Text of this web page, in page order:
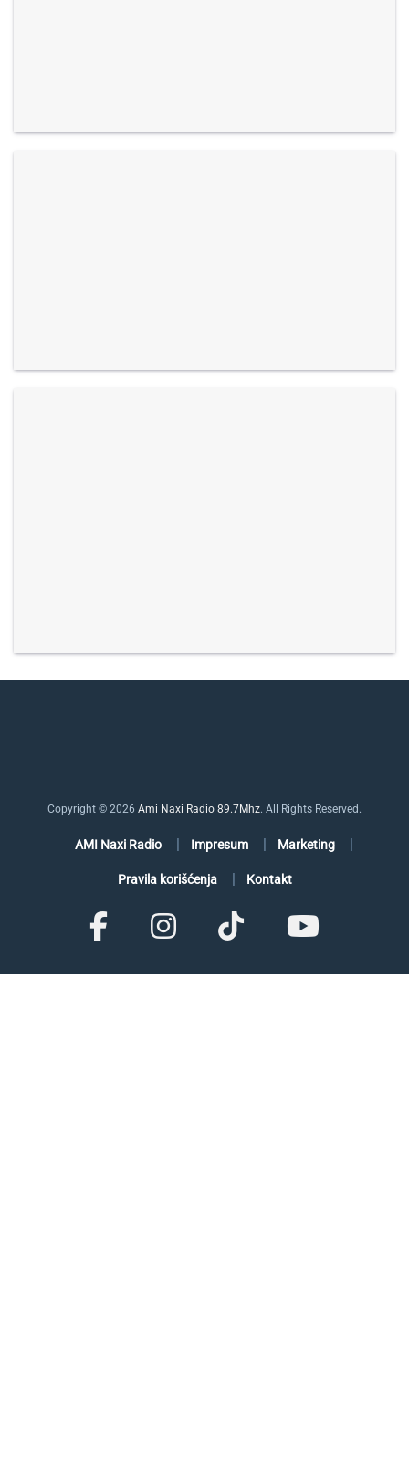
Copyright © 2026 Ami Naxi Radio 89.7Mhz. All Rights Reserved.
AMI Naxi Radio Impresum Marketing
Pravila korišćenja Kontakt